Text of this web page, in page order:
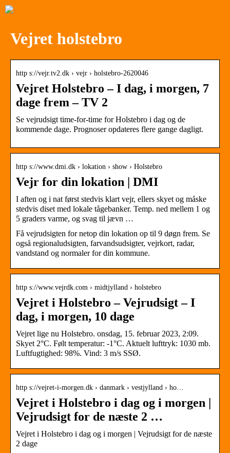
Vejret holstebro
http s://vejr.tv2.dk › vejr › holstebro-2620046
Vejret Holstebro – I dag, i morgen, 7
dage frem – TV 2
Se vejrudsigt time-for-time for Holstebro i dag og de
kommende dage. Prognoser opdateres flere gange dagligt.
http s://www.dmi.dk › lokation › show › Holstebro
Vejr for din lokation | DMI
I aften og i nat først stedvis klart vejr, ellers skyet og måske
stedvis diset med lokale tågebanker. Temp. ned mellem 1 og
5 graders varme, og svag til jævn …
Få vejrudsigten for netop din lokation op til 9 døgn frem. Se
også regionaludsigten, farvandsudsigter, vejrkort, radar,
vandstand og normaler for din kommune.
http s://www.vejrdk.com › midtjylland › holstebro
Vejret i Holstebro – Vejrudsigt – I
dag, i morgen, 10 dage
Vejret lige nu Holstebro. onsdag, 15. februar 2023, 2:09.
Skyet 2°C. Følt temperatur: -1°C. Aktuelt lufttryk: 1030 mb.
Luftfugtighed: 98%. Vind: 3 m/s SSØ.
http s://vejret-i-morgen.dk › danmark › vestjylland › ho…
Vejret i Holstebro i dag og i morgen |
Vejrudsigt for de næste 2 …
Vejret i Holstebro i dag og i morgen | Vejrudsigt for de næste
2 dage